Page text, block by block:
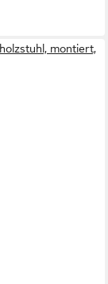
montiert,